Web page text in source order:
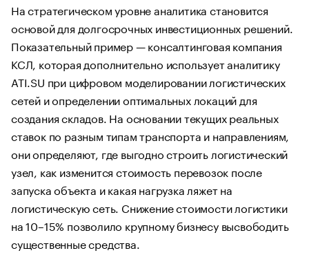
На стратегическом уровне аналитика становится
основой для долгосрочных инвестиционных решений.
Показательный пример — консалтинговая компания
КСЛ, которая дополнительно использует аналитику
ATI.SU при цифровом моделировании логистических
сетей и определении оптимальных локаций для
создания складов. На основании текущих реальных
ставок по разным типам транспорта и направлениям,
они определяют, где выгодно строить логистический
узел, как изменится стоимость перевозок после
запуска объекта и какая нагрузка ляжет на
логистическую сеть. Снижение стоимости логистики
на 10–15% позволило крупному бизнесу высвободить
существенные средства.